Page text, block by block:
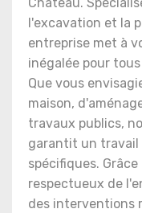
l'excavation et la
entreprise met à
inégalée pour
Que vous
maison,
travaux publics,
garantit un travail
spécifiques.
respectueux de
des interventions